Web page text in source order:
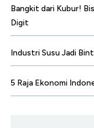
Bangkit dari Kubur!
Digit
Industri Susu Jadi
5 Raja Ekonomi